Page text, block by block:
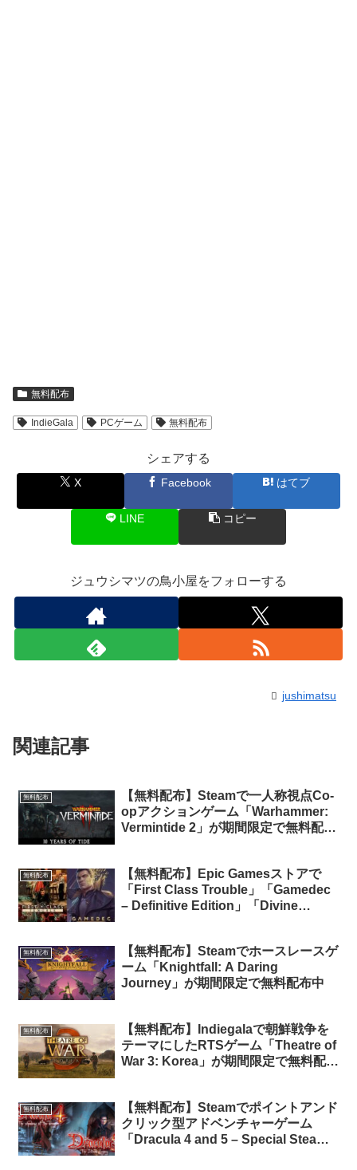
無料配布
IndieGala PCゲーム 無料配布
シェアする
X Facebook はてブ
LINE コピー
ジュウシマツの鳥小屋をフォローする
jushimatsu
関連記事
無料配布
【無料配布】Steamで一人称視点Co-
opアクションゲーム「Warhammer:
Vermintide 2」が期間限定で無料配布
無料配布
【無料配布】Epic Gamesストアで
「First Class Trouble」「Gamedec
– Definitive Edition」「Divine
無料配布
【無料配布】Steamでホースレースゲ
ーム「Knightfall: A Daring
Journey」が期間限定で無料配布中
無料配布
【無料配布】Indiegalaで朝鮮戦争を
テーマにしたRTSゲーム「Theatre of
War 3: Korea」が期間限定で無料配布
無料配布
【無料配布】Steamでポイントアンド
クリック型アドベンチャーゲーム
「Dracula 4 and 5 – Special Steam